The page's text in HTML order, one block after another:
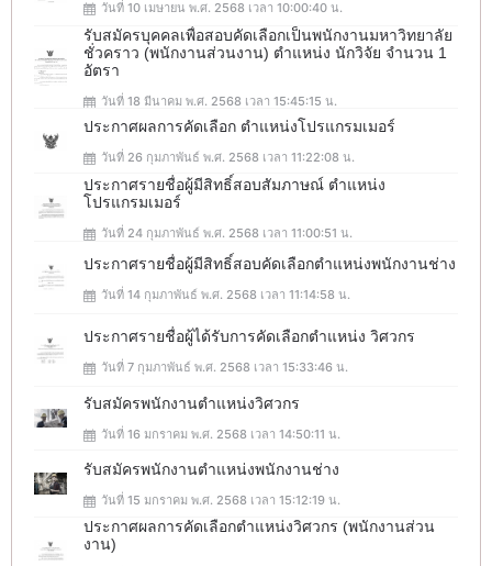
วันที่ 10 เมษายน พ.ศ. 2568 เวลา 10:00:40 น.
รับสมัครบุคคลเพื่อสอบคัดเลือกเป็นพนักงานมหาวิทยาลัย
ชั่วคราว (พนักงานส่วนงาน) ตำแหน่ง นักวิจัย จำนวน 1
อัตรา
วันที่ 18 มีนาคม พ.ศ. 2568 เวลา 15:45:15 น.
ประกาศผลการคัดเลือก ตำแหน่งโปรแกรมเมอร์
วันที่ 26 กุมภาพันธ์ พ.ศ. 2568 เวลา 11:22:08 น.
ประกาศรายชื่อผู้มีสิทธิ์สอบสัมภาษณ์ ตำแหน่ง
โปรแกรมเมอร์
วันที่ 24 กุมภาพันธ์ พ.ศ. 2568 เวลา 11:00:51 น.
ประกาศรายชื่อผู้มีสิทธิ์สอบคัดเลือกตำแหน่งพนักงานช่าง
วันที่ 14 กุมภาพันธ์ พ.ศ. 2568 เวลา 11:14:58 น.
ประกาศรายชื่อผู้ได้รับการคัดเลือกตำแหน่ง วิศวกร
วันที่ 7 กุมภาพันธ์ พ.ศ. 2568 เวลา 15:33:46 น.
รับสมัครพนักงานตำแหน่งวิศวกร
วันที่ 16 มกราคม พ.ศ. 2568 เวลา 14:50:11 น.
รับสมัครพนักงานตำแหน่งพนักงานช่าง
วันที่ 15 มกราคม พ.ศ. 2568 เวลา 15:12:19 น.
ประกาศผลการคัดเลือกตำแหน่งวิศวกร (พนักงานส่วน
งาน)